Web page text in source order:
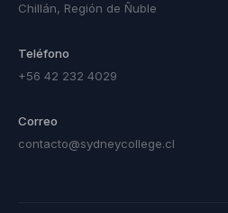
Chillán, Región de Ñuble
Teléfono
+56 42 232 4029
Correo
contacto@sydneycollege.cl